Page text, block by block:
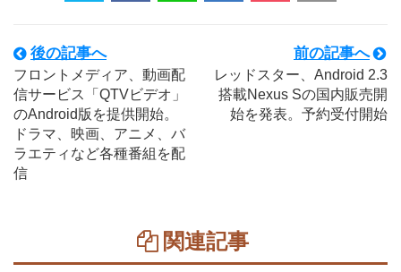
後の記事へ
フロントメディア、動画配
信サービス「QTVビデオ」
のAndroid版を提供開始。
ドラマ、映画、アニメ、バ
ラエティなど各種番組を配
信
前の記事へ
レッドスター、Android 2.3
搭載Nexus Sの国内販売開
始を発表。予約受付開始
関連記事